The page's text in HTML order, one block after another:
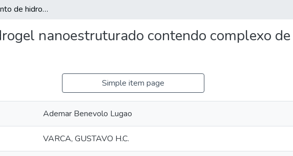
Desenvolvimento de hidrogel nanoestruturado contendo complexo de papaína e ciclodextrina
nanoestruturado contendo complexo
Simple item page
Ademar Benevolo Lugao
VARCA, GUSTAVO H.C.